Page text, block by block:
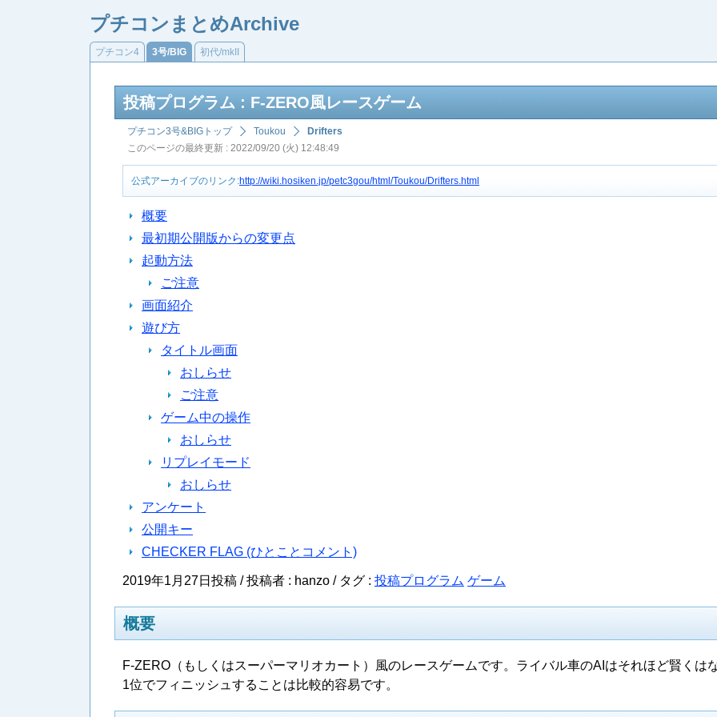
プチコンまとめArchive
プチコン4 3号/BIG 初代/mkII
投稿プログラム : F-ZERO風レースゲーム
プチコン3号&BIGトップ Toukou
Drifters
このページの最終更新 : 2022/09/20 (火) 12:48:49
公式アーカイブのリンク:http://wiki.hosiken.jp/petc3gou/html/Toukou/Drifters.html
概要
最初期公開版からの変更点
起動方法
ご注意
画面紹介
遊び方
タイトル画面
おしらせ
ご注意
ゲーム中の操作
おしらせ
リプレイモード
おしらせ
アンケート
公開キー
CHECKER FLAG (ひとことコメント)
2019年1月27日投稿 / 投稿者 : hanzo / タグ : 投稿プログラム ゲーム
概要
F-ZERO（もしくはスーパーマリオカート）風のレースゲームです。ライバル車のAIはそれほど賢くは
1位でフィニッシュすることは比較的容易です。